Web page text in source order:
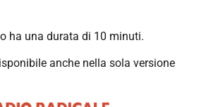
ha una durata di 10 minuti.
anche nella sola versione